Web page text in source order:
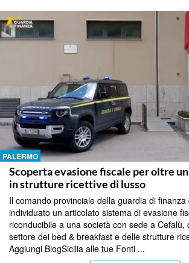
PALERMO
Scoperta evasione fiscale per oltre
in strutture ricettive di lusso
Il comando provinciale della guardia di finanza
individuato un articolato sistema di evasione
riconducibile a una società con sede a Cefalù,
settore dei bed & breakfast e delle strutture
Aggiungi BlogSicilia alle tue Fonti ...